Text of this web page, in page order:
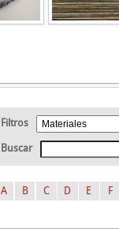
Filtros
Buscar
A B C D E F